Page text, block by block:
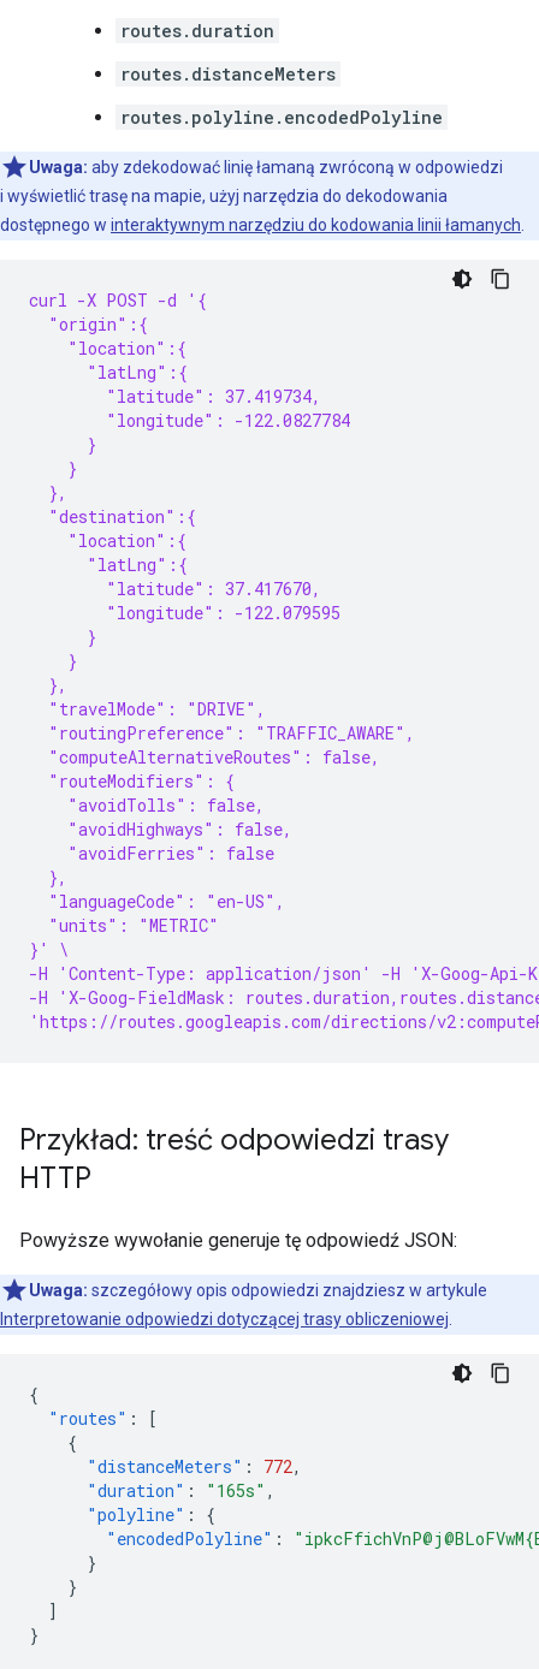
routes.duration
routes.distanceMeters
routes.polyline.encodedPolyline
Uwaga: aby zdekodować linię łamaną zwróconą w odpowiedzi
i wyświetlić trasę na mapie, użyj narzędzia do dekodowania
dostępnego w interaktywnym narzędziu do kodowania linii łamanych
curl -X POST -d '{
  "origin":{
    "location":{
      "latLng":{
        "latitude": 37.419734,
        "longitude": -122.0827784
      }
    }
  },
  "destination":{
    "location":{
      "latLng":{
        "latitude": 37.417670,
        "longitude": -122.079595
      }
    }
  },
  "travelMode": "DRIVE",
  "routingPreference": "TRAFFIC_AWARE",
  "computeAlternativeRoutes": false,
  "routeModifiers": {
    "avoidTolls": false,
    "avoidHighways": false,
    "avoidFerries": false
  },
  "languageCode": "en-US",
  "units": "METRIC"
}' \
-H 'Content-Type: application/json' -H 'X-Goog-Api-
-H 'X-Goog-FieldMask:
'https://routes.googleapis.com/directions/
Przykład: treść odpowiedzi trasy
HTTP
Powyższe wywołanie generuje tę odpowiedź JSON:
Uwaga: szczegółowy opis odpowiedzi znajdziesz w artykule
Interpretowanie odpowiedzi dotyczącej trasy obliczeniowej
{
"routes" :
[
{
"distanceMeters" : 772,
"duration" : "165s" ,
"polyline" :
{
"encodedPolyline" :
}
}
]
}